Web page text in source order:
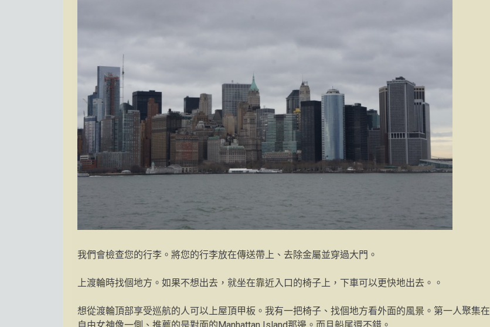
我們會檢查您的行李。將您的行李放在傳送帶上、去除金屬並穿過大門。
上渡輪時找個地方。如果不想出去，就坐在靠近入口的椅子上，下車可以更快地出去。。
想從渡輪頂部享受巡航的人可以上屋頂甲板。我有一把椅子、找個地方看外面的風景。第一人聚集在